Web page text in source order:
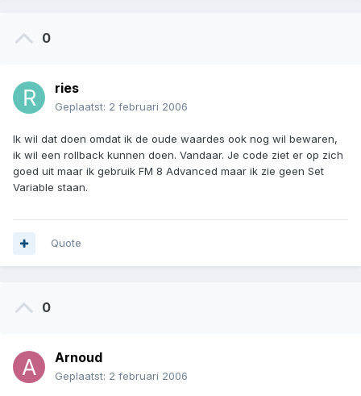
0
ries
Geplaatst: 2 februari 2006
Ik wil dat doen omdat ik de oude waardes ook nog wil bewaren,
ik wil een rollback kunnen doen. Vandaar. Je code ziet er op zich
goed uit maar ik gebruik FM 8 Advanced maar ik zie geen Set
Variable staan.
Quote
0
Arnoud
Geplaatst: 2 februari 2006